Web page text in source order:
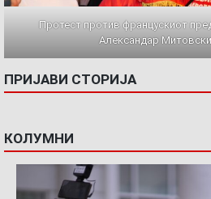
Протест против францускиот
Александар
ПРИЈАВИ СТОРИЈА
КОЛУМНИ